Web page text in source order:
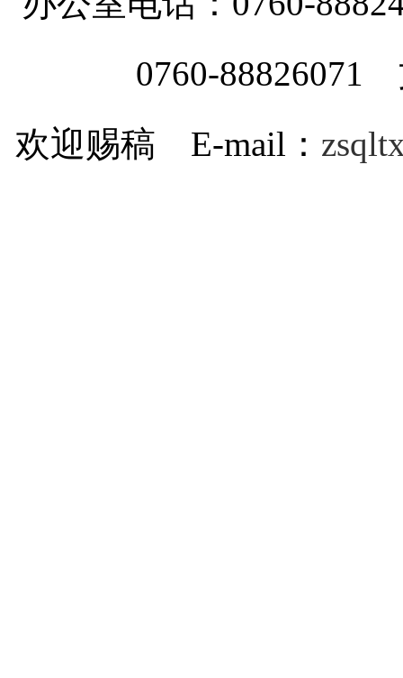
0760-88826071
欢迎赐稿 E-mail：